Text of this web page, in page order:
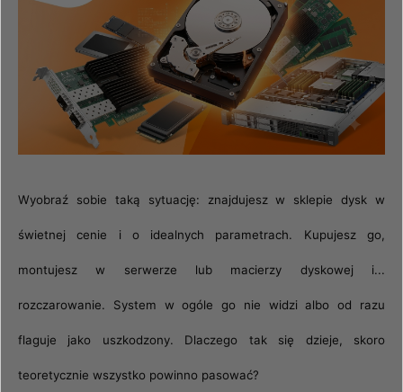
Wyobraź sobie taką sytuację: znajdujesz w sklepie dysk w
świetnej cenie i o idealnych parametrach. Kupujesz go,
montujesz w serwerze lub macierzy dyskowej i...
rozczarowanie. System w ogóle go nie widzi albo od razu
flaguje jako uszkodzony. Dlaczego tak się dzieje, skoro
teoretycznie wszystko powinno pasować?